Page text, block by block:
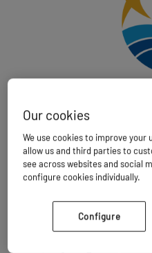
في قلب خليج غينيا، عند
وجنوبها، وتتميز بمزايا
بحرية وعمقية استثنائية.
الحرة القارية الأفريقية
(AfCFTA).
Our cookies
We use cookies to improve your
allow us and third parties to
see across websites and social
configure cookies individually.
Configure